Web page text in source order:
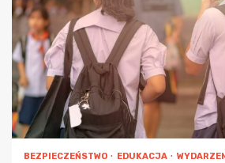
BEZPIECZEŃSTWO EDUKACJA